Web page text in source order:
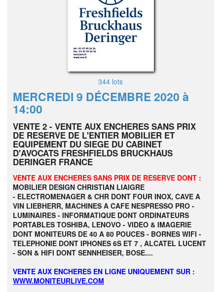
344 lots
MERCREDI 9 DÉCEMBRE 2020 à
14:00
VENTE 2 - VENTE AUX ENCHERES SANS PRIX
DE RESERVE DE L'ENTIER MOBILIER ET
EQUIPEMENT DU SIEGE DU CABINET
D'AVOCATS FRESHFIELDS BRUCKHAUS
DERINGER FRANCE
VENTE AUX ENCHERES SANS PRIX DE RESERVE DONT :
MOBILIER DESIGN CHRISTIAN LIAIGRE
- ELECTROMENAGER & CHR DONT FOUR INOX, CAVE A
VIN LIEBHERR, MACHINES A CAFE NESPRESSO PRO -
LUMINAIRES - INFORMATIQUE DONT ORDINATEURS
PORTABLES TOSHIBA, LENOVO - VIDEO & IMAGERIE
DONT MONITEURS DE 40 A 80 POUCES - BORNES WIFI -
TELEPHONIE DONT IPHONES 6S ET 7 , ALCATEL LUCENT
- SON & HIFI DONT SENNHEISER, BOSE....
VENTE AUX ENCHERES EN LIGNE UNIQUEMENT SUR :
WWW.MONITEURLIVE.COM